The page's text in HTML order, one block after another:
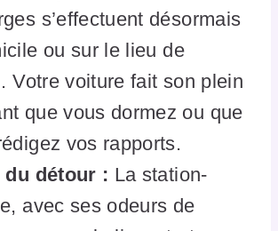
s’effectuent désormais
ou sur le lieu de
Votre voiture fait son plein
que vous dormez ou que
vos rapports.
du détour : La station-
avec ses odeurs de